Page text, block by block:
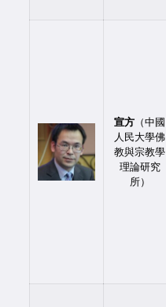
宣方 （中國
人民大學佛
教與宗教學
理論研究
所）